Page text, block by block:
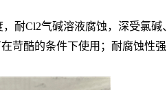
耐Cl2气碱溶液腐蚀，深受氯
苛酷的条件下使用；耐腐蚀